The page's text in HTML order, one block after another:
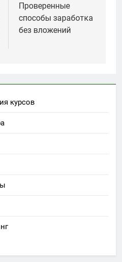
курсов
Проверенные
способы заработка
без вложений